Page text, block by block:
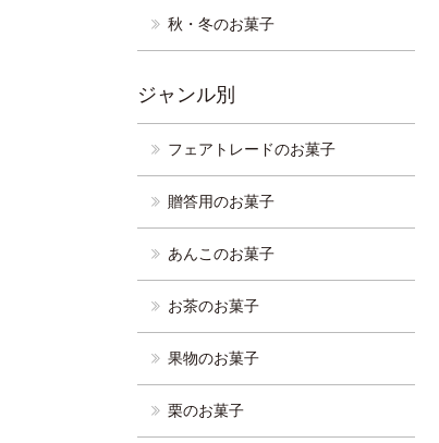
秋・冬のお菓子
ジャンル別
フェアトレードのお菓子
贈答用のお菓子
あんこのお菓子
お茶のお菓子
果物のお菓子
栗のお菓子